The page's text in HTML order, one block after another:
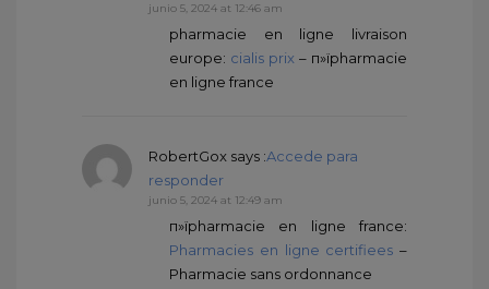
junio 5, 2024 at 12:46 am
pharmacie en ligne livraison
europe: cialis prix – п»їpharmacie
en ligne france
RobertGox says :Accede para
responder
junio 5, 2024 at 12:49 am
п»їpharmacie en ligne france:
Pharmacies en ligne certifiees –
Pharmacie sans ordonnance